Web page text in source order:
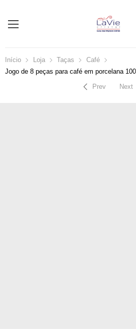
Início Loja Taças
Café
Jogo de 8 peças para café em porcelana
Prev Next